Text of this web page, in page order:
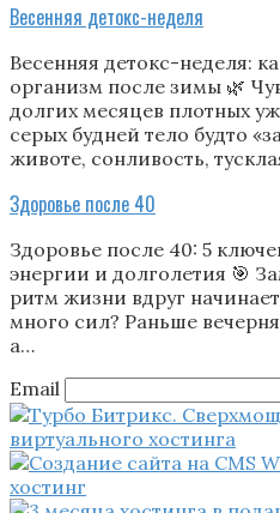
Весенняя детокс-неделя
Весенняя детокс-неделя:
организм после зимы 🌿
долгих месяцев плотных
серых будней тело будто
животе, сонливость,
Здоровье после 40
Здоровье после 40: 5
энергии и долголетия 🎯
ритм жизни вдруг
много сил? Раньше
а…
Email